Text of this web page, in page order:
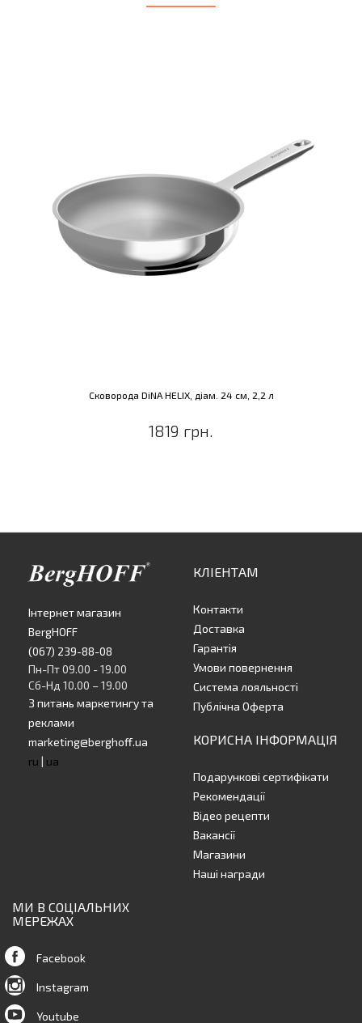
Сковорода DiNA HELIX, діам. 24 см, 2,2 л
1819 грн.
Інтернет магазин
BergHOFF
(067) 239-88-08
Пн-Пт 09.00 - 19.00
Сб-Нд 10.00 – 19.00
З питань маркетингу та
реклами
marketing@berghoff.ua
ru | ua
КЛІЕНТАМ
Контакти
Доставка
Гарантія
Умови повернення
Система лояльності
Публічна Оферта
КОРИСНА ІНФОРМАЦІЯ
Подарункові сертифікати
Рекомендації
Відео рецепти
Вакансії
Магазини
Наші награди
МИ В СОЦІАЛЬНИХ
МЕРЕЖАХ
Facebook
Instagram
Youtube